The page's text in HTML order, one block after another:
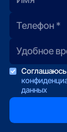
данных